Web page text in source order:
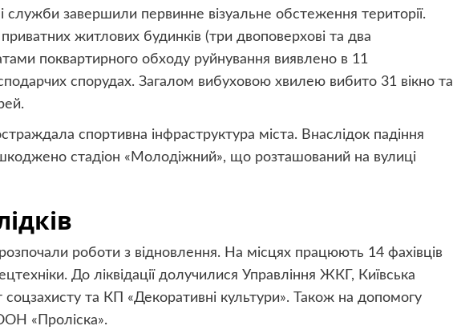
служби завершили первинне візуальне обстеження території.
житлових будинків (три двоповерхові та два
поквартирного обходу руйнування виявлено в 11
спорудах. Загалом вибуховою хвилею вибито 31 вікно та
спортивна інфраструктура міста. Внаслідок падіння
стадіон «Молодіжний», що розташований на вулиці
роботи з відновлення. На місцях працюють 14 фахівців
До ліквідації долучилися Управління ЖКГ, Київська
та КП «Декоративні культури». Також на допомогу
«Проліска».